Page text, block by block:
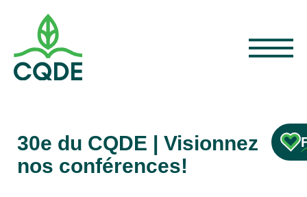
30e du CQDE | Visionnez
nos conférences!